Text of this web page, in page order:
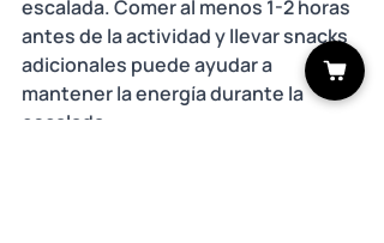
escalada. Comer al menos 1-2 horas
antes de la actividad y llevar snacks
adicionales puede ayudar a
mantener la energía durante la
escalada.